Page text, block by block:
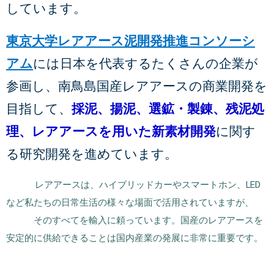
しています。
東京大学レアアース泥開発推進コンソーシ
アムには日本を代表するたくさんの企業が
参画し、南鳥島国産レアアースの商業開発を
目指して、 採泥、揚泥、選鉱・製錬、残泥処
理、レアアースを用いた新素材開発に関す
る研究開発を進めています。
レアアースは、ハイブリッドカーやスマートホン、LED
など私たちの日常生活の様々な場面で活用されていますが、
そのすべてを輸入に頼っています。国産のレアアースを
安定的に供給できることは国内産業の発展に非常に重要です。